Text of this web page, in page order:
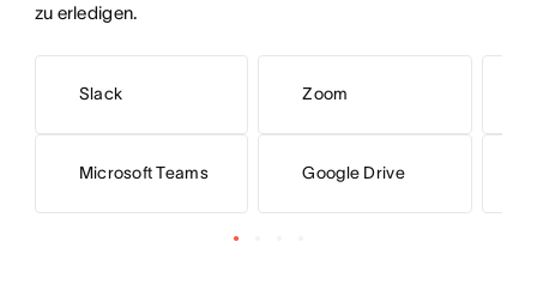
zu erledigen.
Slack
Microsoft Teams
Zoom
Google Drive